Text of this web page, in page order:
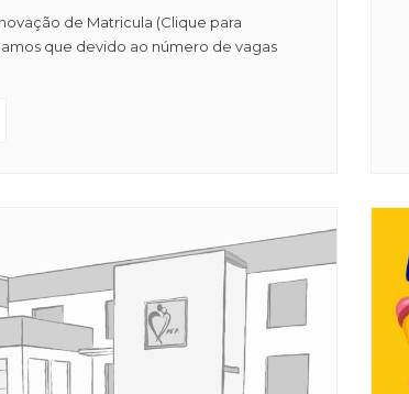
de Matricula (Clique para
que devido ao número de vagas